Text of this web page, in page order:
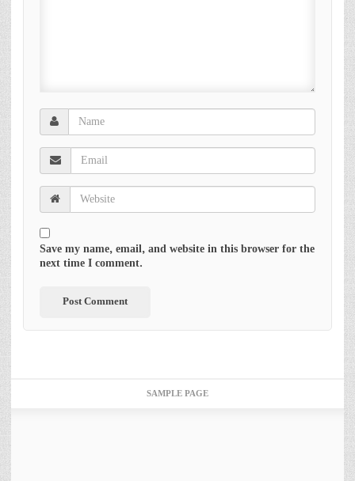
Save my name, email, and website in this browser for the
next time I comment.
SAMPLE PAGE